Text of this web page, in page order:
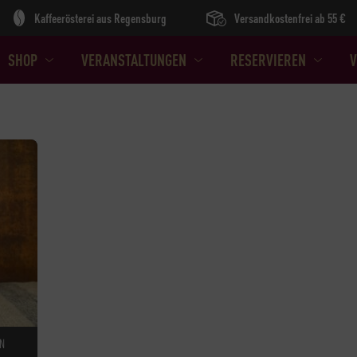
SHOP VERANSTALTUNGEN RESERVIEREN
Kaffeerösterei aus Regensburg Versandkostenfrei ab 55 €